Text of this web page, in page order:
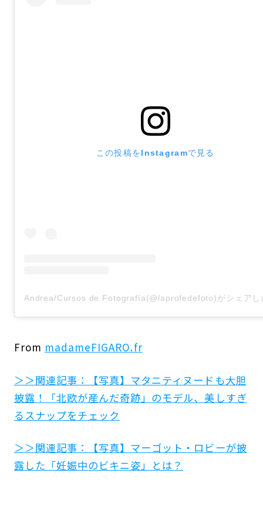
この投稿をInstagramで見る
Andrea/Cursos de Fotografía(@laprofedefoto)がシェアし
From madameFIGARO.fr
＞＞関連記事：【写真】マタニティヌードも大胆
披露！「北欧が産んだ奇跡」のモデル、美しすぎ
るスナップをチェック
＞＞関連記事：【写真】マーゴット・ロビーが披
露した「妊娠中のビキニ姿」とは？